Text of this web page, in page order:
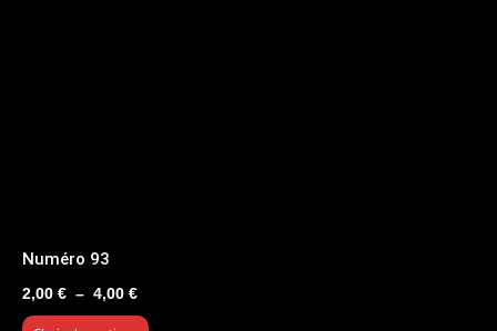
Numéro 93
2,00 € – 4,00 €Plage
de